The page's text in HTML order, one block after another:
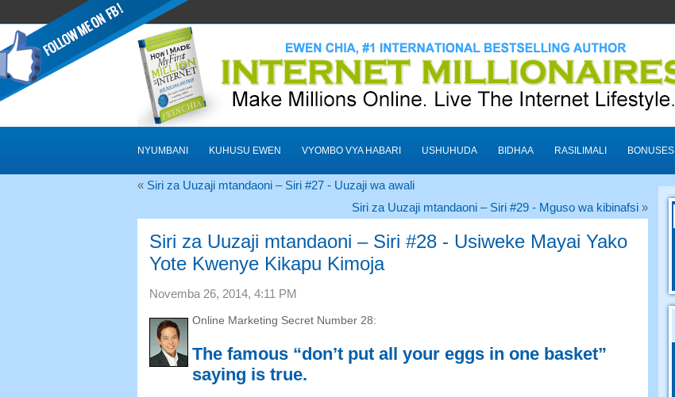
NYUMBANI KUHUSU EWEN VYOMBO VYA HABARI USHUHUDA BIDHAA RASILIMALI BONUSES
« Siri za Uuzaji mtandaoni – Siri #27 - Uuzaji wa awali
Siri za Uuzaji mtandaoni – Siri #29 - Mguso wa kibinafsi»
Siri za Uuzaji mtandaoni – Siri #28 - Usiweke Mayai Yako
Yote Kwenye Kikapu Kimoja
Novemba 26, 2014, 4:11 PM
Online Marketing Secret Number28:
The famous “don’t put all your eggs in one basket”
saying is true.